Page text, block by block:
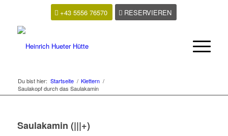
+43 5556 76570 RESERVIEREN
Du bist hier: Startseite / Klettern /
Saulakopf durch das Saulakamin
Saulakamin (|||+)